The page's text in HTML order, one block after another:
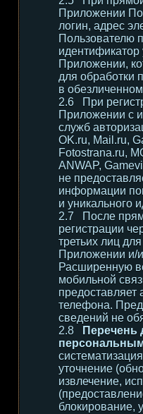
Приложении
логин, адрес
Пользователю
идентификатор
Приложении,
для обработки
в
При
Приложении с
служб
OK.ru, Mail.ru,
Fotostrana.ru,
ANWAP,
не
информации
и уникального
После
регистрации
третьих лиц
Приложении и/
Расширенную
мобильной
предоставляет
телефона.
сведений не
Перечень
уточнение
извлечение,
блокирование,